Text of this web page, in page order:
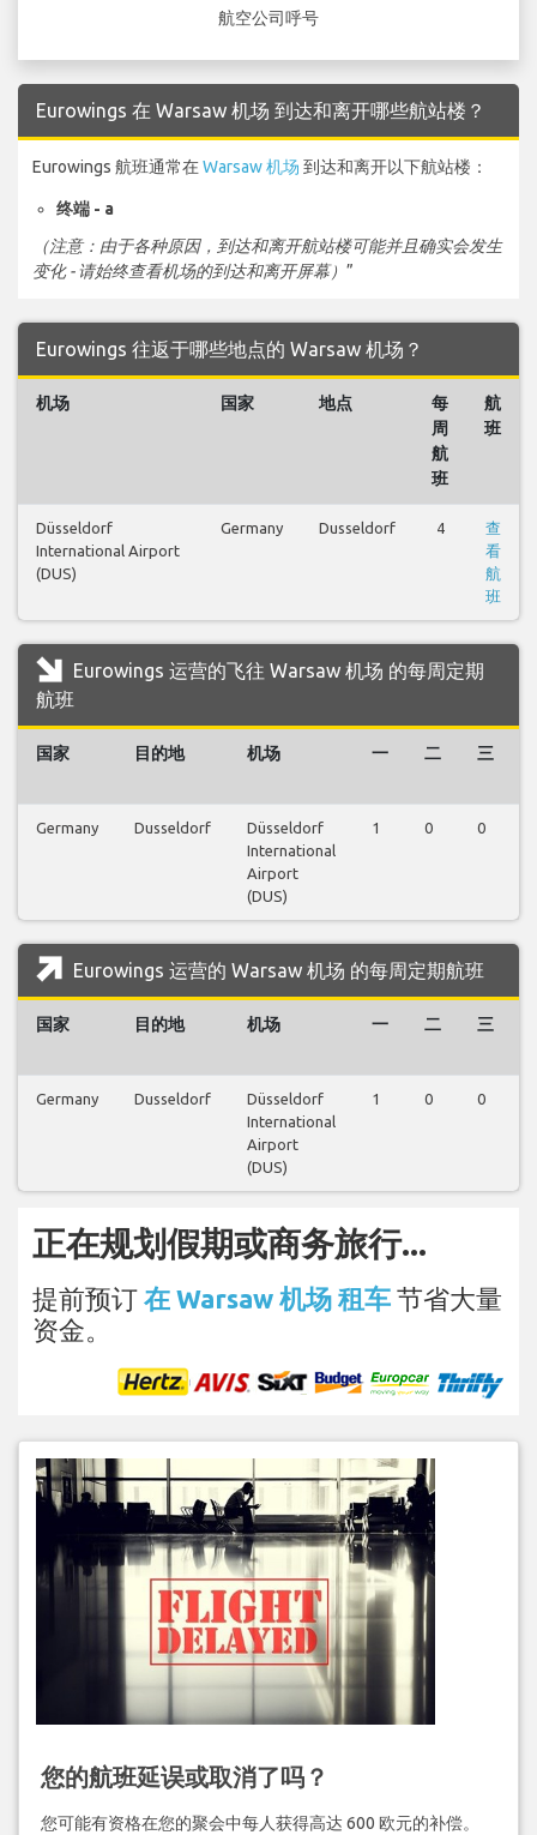
航空公司呼号
Eurowings 在 Warsaw 机场 到达和离开哪些航站楼？
Eurowings 航班通常在Warsaw 机场 到达和离开以下航站楼：
终端 - a
（注意：由于各种原因，到达和离开航站楼可能并且确实会发生
变化 - 请始终查看机场的到达和离开屏幕） ”
Eurowings 往返于哪些地点的 Warsaw 机场？
机场 国家 地点
每
周
航
班
航
班
Düsseldorf
International Airport
(DUS)
Germany Dusseldorf 4
查
看
航
班
Eurowings 运营的飞往 Warsaw 机场 的每周定期
航班
国家 目的地 机场 一 二 三
Germany Dusseldorf
Düsseldorf
International
Airport
(DUS)
1 0 0
Eurowings 运营的 Warsaw 机场 的每周定期航班
国家 目的地 机场 一 二 三
Germany Dusseldorf
Düsseldorf
International
Airport
(DUS)
1 0 0
正在规划假期或商务旅行...
提前预订 在 Warsaw 机场 租车 节省大量
资金。
您的航班延误或取消了吗？
您可能有资格在您的聚会中每人获得高达 600 欧元的补偿。